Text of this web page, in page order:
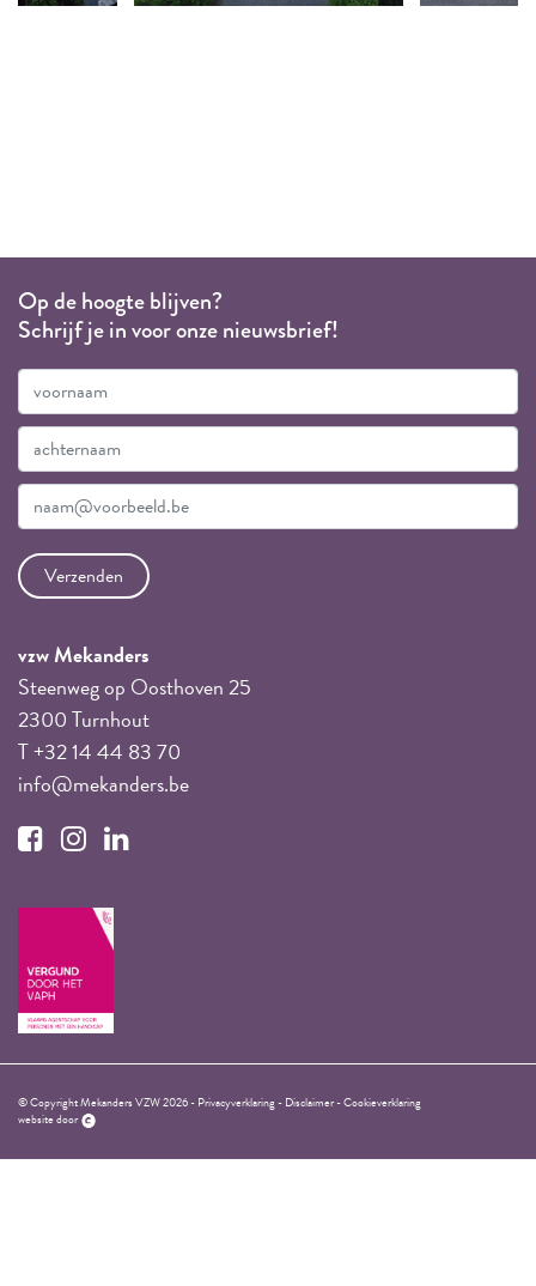
Op de hoogte blijven?
Schrijf je in voor onze nieuwsbrief!
vzw Mekanders
Steenweg op Oosthoven 25
2300 Turnhout
T +32 14 44 83 70
info@mekanders.be
© Copyright Mekanders VZW 2026 - Privacyverklaring- Disclaimer-Cookieverklaring
website door